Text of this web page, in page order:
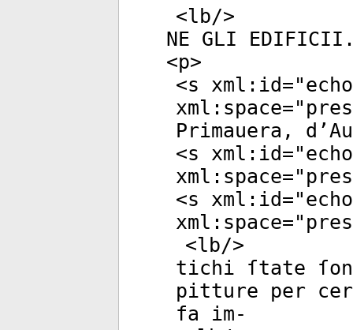
<lb/>
NE GLI
<p>
<s xml:id="
xml:space="
Primauera,
<s xml:id="
xml:space="
<s xml:id="
xml:space="
<lb/>
tichi ſtate
pitture per
fa im-